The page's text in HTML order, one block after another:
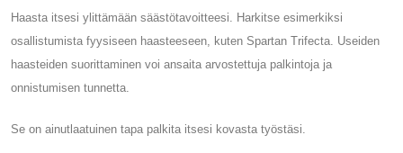
Haasta itsesi ylittämään säästötavoitteesi. Harkitse esimerkiksi
osallistumista fyysiseen haasteeseen, kuten Spartan Trifecta. Useiden
haasteiden suorittaminen voi ansaita arvostettuja palkintoja ja
onnistumisen tunnetta.
Se on ainutlaatuinen tapa palkita itsesi kovasta työstäsi.